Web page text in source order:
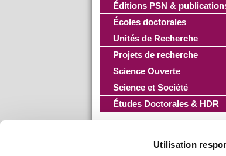
Utilisation
Éditions PSN &
Écoles doctorales
Unités de Recherche
Projets de recherche
Science Ouverte
Science et Société
Études Doctorales & HDR